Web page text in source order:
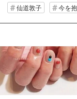
仙道敦子
今を